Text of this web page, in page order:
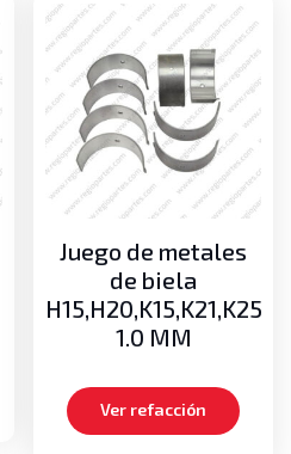
Juego de metales
de biela
H15,H20,K15,K21,K25
1.0 MM
Ver refacción